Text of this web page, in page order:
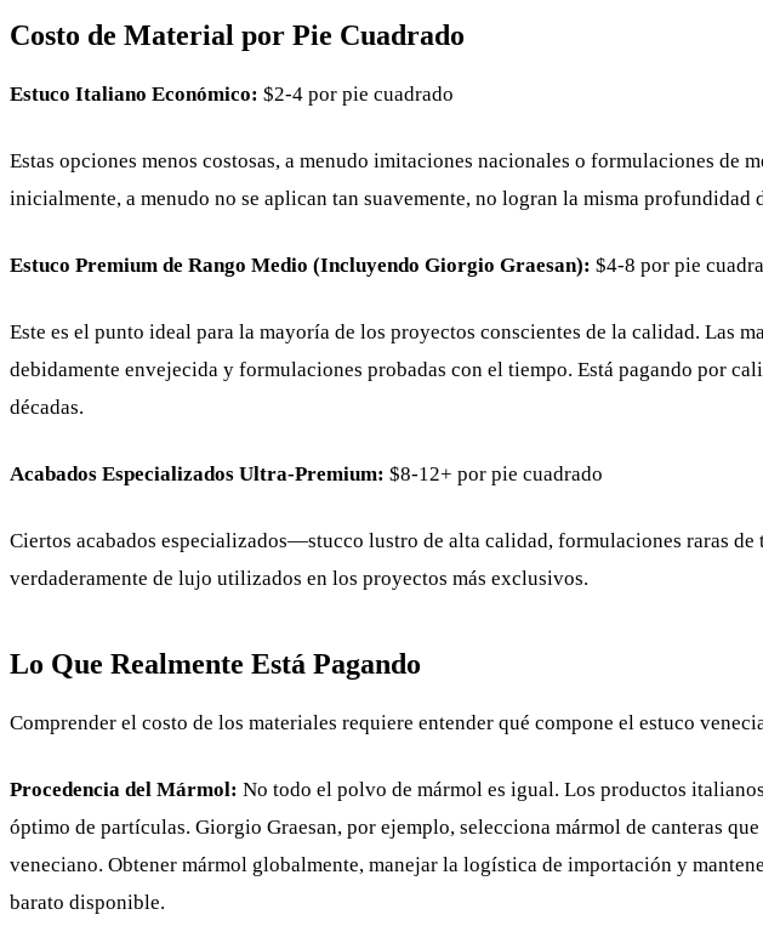
Costo de Material por Pie Cuadrado
Estuco Italiano Económico: $2-4 por pie cuadrado
Estas opciones menos costosas, a menudo imitaciones nacionales o formulaciones
inicialmente, a menudo no se aplican tan suavemente, no logran la misma
Estuco Premium de Rango Medio (Incluyendo Giorgio Graesan): $4-8 por pie
Este es el punto ideal para la mayoría de los proyectos conscientes de la calidad. Las
debidamente envejecida y formulaciones probadas con el tiempo. Está pagando por
décadas.
Acabados Especializados Ultra-Premium: $8-12+ por pie cuadrado
Ciertos acabados especializados—stucco lustro de alta calidad, formulaciones raras
verdaderamente de lujo utilizados en los proyectos más exclusivos.
Lo Que Realmente Está Pagando
Comprender el costo de los materiales requiere entender qué compone el estuco
Procedencia del Mármol: No todo el polvo de mármol es igual. Los productos
óptimo de partículas. Giorgio Graesan, por ejemplo, selecciona mármol de canteras
veneciano. Obtener mármol globalmente, manejar la logística de importación y
barato disponible.